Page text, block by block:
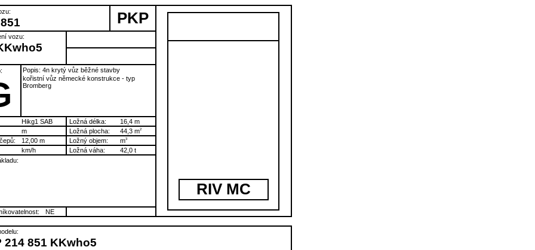
PKP
RIV MC
vozu:
Popis: 4n krytý vůz běžné stavby
kořistní vůz německé konstrukce - typ
Bromberg
Hikg1 SAB Ložná délka:
16,4 m
m Ložná plocha: 44,3 m2
12,00 m Ložný objem: m3
km/h Ložná váha:
42,0 t
NE
214 851 KKwho5